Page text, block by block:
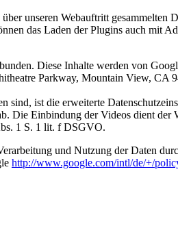
unseren Webauftritt
das Laden der Plugins auch
Diese Inhalte werden von
Parkway, Mountain View, CA
sind, ist die erweiterte
Die Einbindung der Videos dient
1 S. 1 lit. f DSGVO.
und Nutzung der Daten
http://www.google.com/intl/de/+/